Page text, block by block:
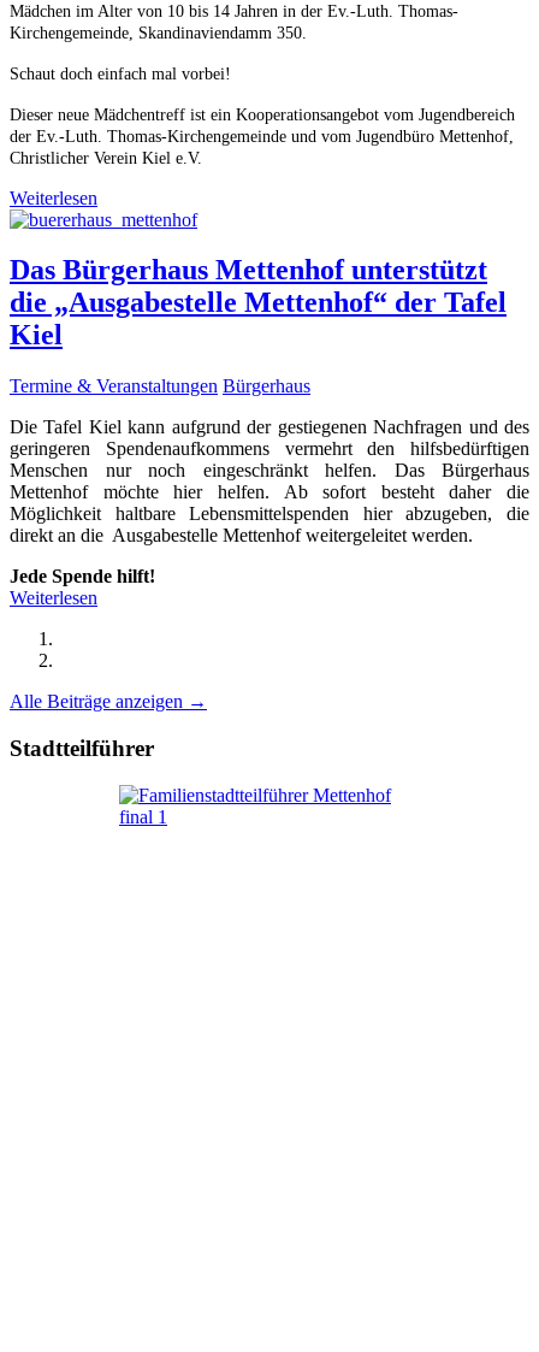
Mädchen im Alter von 10 bis 14 Jahren in der Ev.-Luth. Thomas-
Kirchengemeinde, Skandinaviendamm 350.
Schaut doch einfach mal vorbei!
Dieser neue Mädchentreff ist ein Kooperationsangebot vom Jugendbereich
der Ev.-Luth. Thomas-Kirchengemeinde und vom Jugendbüro Mettenhof,
Christlicher Verein Kiel e.V.
Weiterlesen
Das Bürgerhaus Mettenhof unterstützt
die „Ausgabestelle Mettenhof“ der Tafel
Kiel
Termine & Veranstaltungen Bürgerhaus
Die Tafel Kiel kann aufgrund der gestiegenen Nachfragen und des
geringeren Spendenaufkommens vermehrt den hilfsbedürftigen
Menschen nur noch eingeschränkt helfen. Das Bürgerhaus
Mettenhof möchte hier helfen. Ab sofort besteht daher die
Möglichkeit haltbare Lebensmittelspenden hier abzugeben, die
direkt an die Ausgabestelle Mettenhof weitergeleitet werden.
Jede Spende hilft!
Weiterlesen
Alle Beiträge anzeigen →
Stadtteilführer